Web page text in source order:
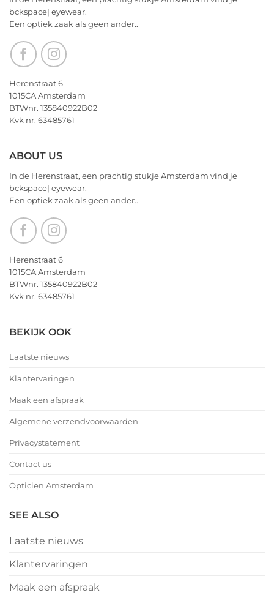
wensen
jullie
nu
alvast
een
heerlijk
en
het
allerbeste
voor
bckspace| eyewear.
Een optiek zaak als geen ander..
Herenstraat 6
1015CA Amsterdam
BTWnr. 135840922B02
Kvk nr. 63485761
ABOUT US
In de Herenstraat, een prachtig stukje Amsterdam vind je
bckspace| eyewear.
Een optiek zaak als geen ander..
Herenstraat 6
1015CA Amsterdam
BTWnr. 135840922B02
Kvk nr. 63485761
BEKIJK OOK
Laatste nieuws
Klantervaringen
Maak een afspraak
Algemene verzendvoorwaarden
Privacystatement
Contact us
Opticien Amsterdam
SEE ALSO
Laatste nieuws
Klantervaringen
Maak een afspraak